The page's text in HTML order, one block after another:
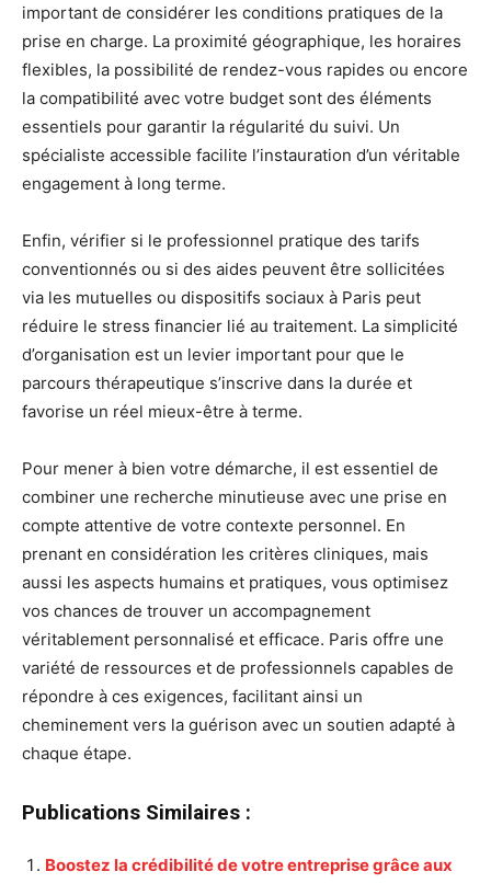
important de considérer les conditions pratiques de la
prise en charge. La proximité géographique, les horaires
flexibles, la possibilité de rendez-vous rapides ou encore
la compatibilité avec votre budget sont des éléments
essentiels pour garantir la régularité du suivi. Un
spécialiste accessible facilite l’instauration d’un véritable
engagement à long terme.
Enfin, vérifier si le professionnel pratique des tarifs
conventionnés ou si des aides peuvent être sollicitées
via les mutuelles ou dispositifs sociaux à Paris peut
réduire le stress financier lié au traitement. La simplicité
d’organisation est un levier important pour que le
parcours thérapeutique s’inscrive dans la durée et
favorise un réel mieux-être à terme.
Pour mener à bien votre démarche, il est essentiel de
combiner une recherche minutieuse avec une prise en
compte attentive de votre contexte personnel. En
prenant en considération les critères cliniques, mais
aussi les aspects humains et pratiques, vous optimisez
vos chances de trouver un accompagnement
véritablement personnalisé et efficace. Paris offre une
variété de ressources et de professionnels capables de
répondre à ces exigences, facilitant ainsi un
cheminement vers la guérison avec un soutien adapté à
chaque étape.
Publications Similaires :
Boostez la crédibilité de votre entreprise grâce aux